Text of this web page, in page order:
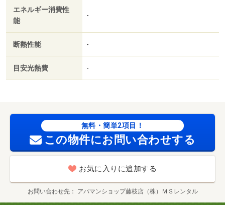
笠原小学校（小学校）まで６２８ｍ／ファミリーマート
（コンビニ）まで２４１８ｍ／ザ・ビッグ大須賀店（スー
１３ｍ／浅羽中学校（中学校）まで２６５９ｍ／浅羽南幼
稚園（幼稚園・保育園）まで３２２１ｍ/賃貸戸数:10戸
エネルギー消費性
能
-
断熱性能 -
目安光熱費 -
無料・簡単2項目！
この物件にお問い合わせする
お気に入りに追加する
お問い合わせ先 アパマンショップ藤枝店（株）ＭＳレンタル